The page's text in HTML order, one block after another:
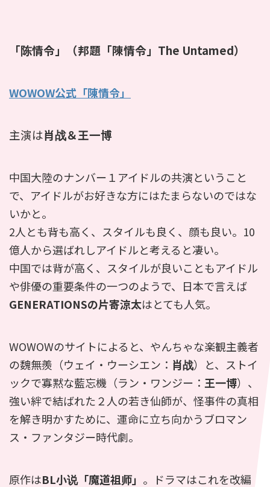
「陈情令」（邦題「陳情令」The Untamed）
WOWOW公式「陳情令」
主演は肖战＆王一博
中国大陸のナンバー１アイドルの共演ということ
で、アイドルがお好きな方にはたまらないのではな
いかと。
2人とも背も高く、スタイルも良く、顔も良い。10
億人から選ばれしアイドルと考えると凄い。
中国では背が高く、スタイルが良いこともアイドル
や俳優の重要条件の一つのようで、日本で言えば
GENERATIONSの片寄涼太はとても人気。
WOWOWのサイトによると、やんちゃな楽観主義者
の魏無羨（ウェイ・ウーシエン： 肖战）と、ストイ
ックで寡黙な藍忘機（ラン・ワンジー： 王一博）、
強い絆で結ばれた２人の若き仙師が、怪事件の真相
を解き明かすために、運命に立ち向かうブロマン
ス・ファンタジー時代劇。
原作はBL小说「魔道祖师」 。ドラマはこれを改編